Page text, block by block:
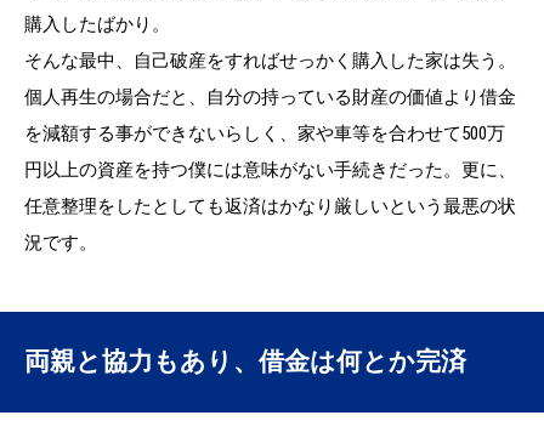
購入したばかり。
そんな最中、自己破産をすればせっかく購入した家は失う。
個人再生の場合だと、自分の持っている財産の価値より借金
を減額する事ができないらしく、家や車等を合わせて500万
円以上の資産を持つ僕には意味がない手続きだった。更に、
任意整理をしたとしても返済はかなり厳しいという最悪の状
況です。
両親と協力もあり、借金は何とか完済